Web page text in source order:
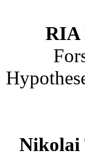
RIA
Nikolai